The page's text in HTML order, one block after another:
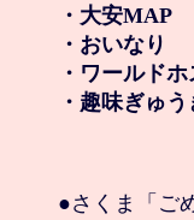
・大安MAP
・おいなり
・ワールド
・趣味ぎゅう
●さくま「ご